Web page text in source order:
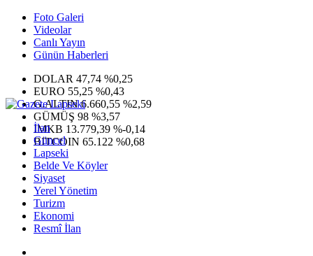
Foto Galeri
Videolar
Canlı Yayın
Günün Haberleri
DOLAR 47,74 %0,25
EURO 55,25 %0,43
G.ALTIN6.660,55 %2,59
GÜMÜŞ 98 %3,57
IMKB 13.779,39 %-0,14
BITCOIN 65.122 %0,68
İlan
Güncel
Lapseki
Belde Ve Köyler
Siyaset
Yerel Yönetim
Turizm
Ekonomi
Resmî İlan